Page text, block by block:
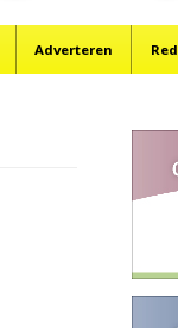
Adverteren